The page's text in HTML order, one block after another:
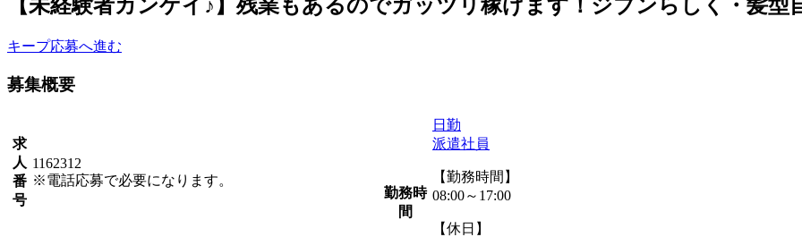
【未経験者カンゲイ♪】残業もあるのでガッツリ稼げます！ジブンらしく・髪型
キープ応募へ進む
募集概要
求
人
番
号
1162312
※電話応募で必要になります。
勤務時
間
日勤
派遣社員
【勤務時間】
08:00～17:00
【休日】